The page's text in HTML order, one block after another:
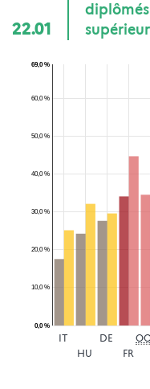
22.01
10,0 %
20,0 %
30,0 %
40,0 %
50,0 %
60,0 %
0,0 %
69,0 %
IT DE
HU
FR